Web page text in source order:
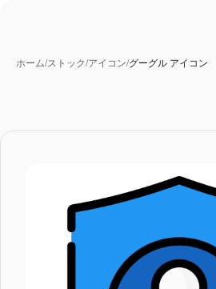
ホーム/ストック/アイコン/グーグル アイコン